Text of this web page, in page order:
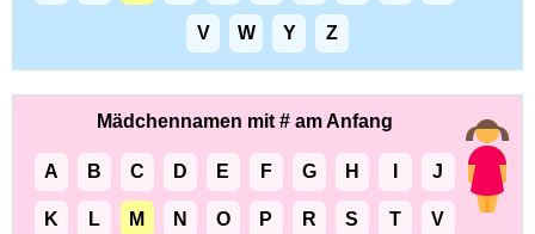
V W Y Z
Mädchennamen mit # am Anfang
A B C D E F G H J
K L M N O P R S T V